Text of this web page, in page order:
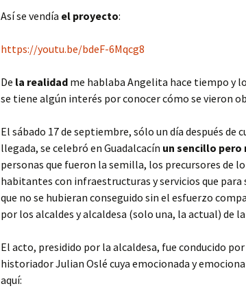
Así se vendía el proyecto:
https://youtu.be/bdeF-6Mqcg8
De la realidad me hablaba Angelita hace tiempo y
se tiene algún interés por conocer cómo se vieron
El sábado 17 de septiembre, sólo un día después
llegada, se celebró en Guadalcacín un sencillo
personas que fueron la semilla, los precursores de
habitantes con infraestructuras y servicios que para
que no se hubieran conseguido sin el esfuerzo
por los alcaldes y alcaldesa (solo una, la actual) de
El acto, presidido por la alcaldesa, fue conducido
historiador Julian Oslé cuya emocionada y
aquí: